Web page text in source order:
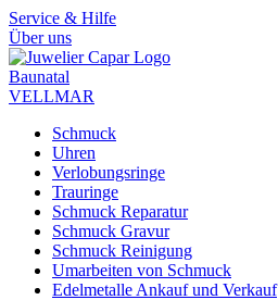
Zum
Inhalt
springen
Service & Hilfe
Über uns
Baunatal
VELLMAR
Schmuck
Uhren
Verlobungsringe
Trauringe
Schmuck Reparatur
Schmuck Gravur
Schmuck Reinigung
Umarbeiten von Schmuck
Edelmetalle Ankauf und Verkauf